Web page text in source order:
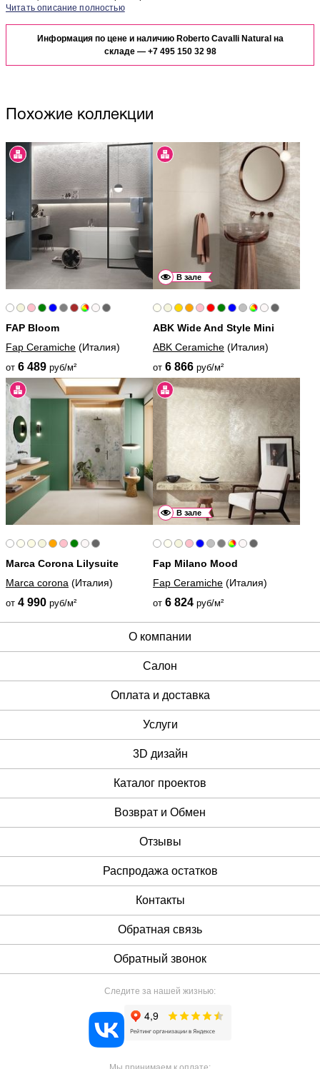
White отлично сочетается с другими элементами коллекции Natural.
Вашего помещения, закажите бесплатный дизайн-проект с
использованием элементов коллекции Roberto Cavalli Natural.
Информация по цене и наличию Roberto Cavalli Natural на
складе — +7 495 150 32 98
Похожие коллекции
FAP Bloom
Fap Ceramiche (Италия)
от 6 489 руб/м²
В зале
ABK Wide And Style Mini
ABK Ceramiche (Италия)
от 6 866 руб/м²
Marca Corona Lilysuite
Marca corona (Италия)
от 4 990 руб/м²
В зале
Fap Milano Mood
Fap Ceramiche (Италия)
от 6 824 руб/м²
О компании
Cалон
Оплата и доставка
Услуги
3D дизайн
Каталог проектов
Возврат и Обмен
Отзывы
Распродажа остатков
Контакты
Обратная связь
Обратный звонок
Следите за нашей жизнью: